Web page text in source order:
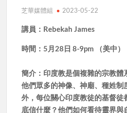
芝華媒體組 2023-05-22
講員：Rebekah James
時間：5月28日 8-9pm （美中）
簡介： 印度教是個複雜的宗教體
他們眾多的神像、神廟、種姓制
外，每位關心印度教徒的基督徒
底信什麼？他們如何看待靈界與